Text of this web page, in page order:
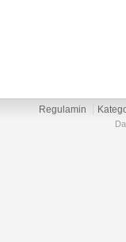
Regulamin